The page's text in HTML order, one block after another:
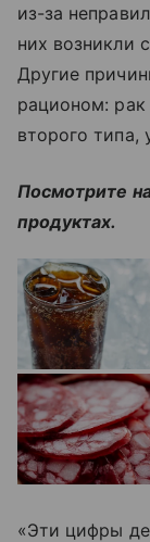
из-за
них возникли
Другие
рационом:
второго
Посмотрите
продуктах.
«Эти цифры